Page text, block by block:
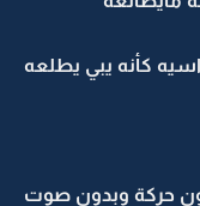
كأنه يبي يطلعه
حركة وبدون صوت